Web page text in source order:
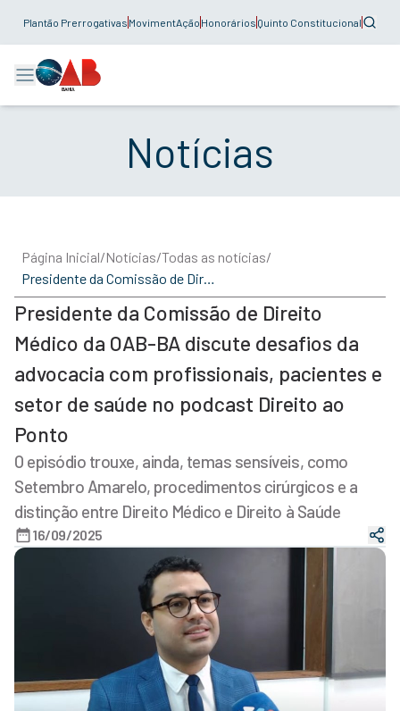
Plantão Prerrogativas MovimentAção Honorários Quinto Constitucional
Notícias
Página Inicial/Notícias/Todas as notícias/
Presidente da Comissão de Direito
Médico da OAB-BA discute desafios da
advocacia com profissionais, pacientes e
setor de saúde no podcast Direito ao
Ponto
O episódio trouxe, ainda, temas sensíveis, como
Setembro Amarelo, procedimentos cirúrgicos e a
distinção entre Direito Médico e Direito à Saúde
16/09/2025